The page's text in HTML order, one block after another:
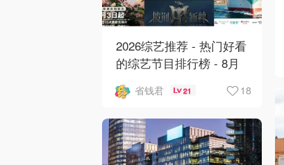
2026综艺推荐 - 热门好看
的综艺节目排行榜 - 8月
归啦省钱君 21 18